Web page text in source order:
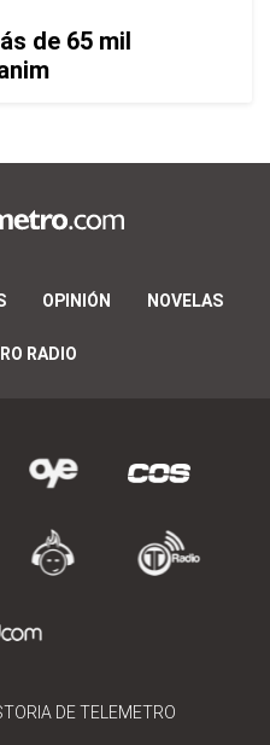
de 65 mil
OPINIÓN NOVELAS
RADIO
DE TELEMETRO